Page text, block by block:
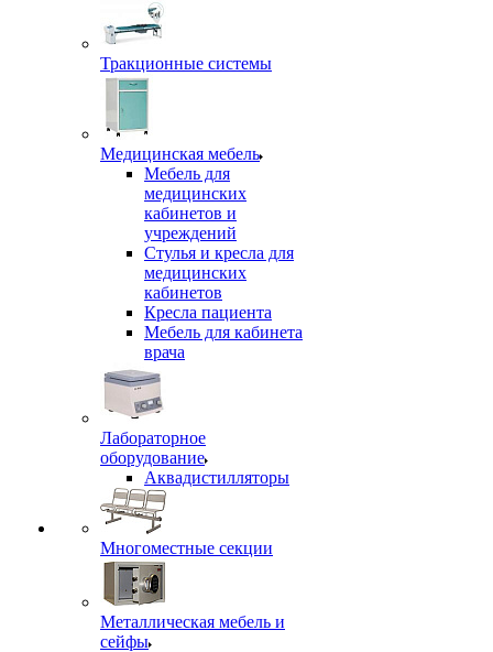
Тракционные системы
Медицинская мебель
Мебель для
медицинских
кабинетов и
учреждений
Стулья и кресла для
медицинских
кабинетов
Кресла пациента
Мебель для кабинета
врача
Лабораторное
оборудование
Аквадистилляторы
Многоместные секции
Металлическая мебель и
сейфы